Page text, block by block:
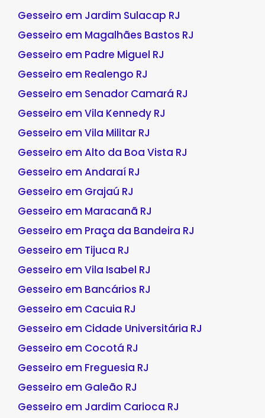
Gesseiro em Jardim Sulacap RJ
Gesseiro em Magalhães Bastos RJ
Gesseiro em Padre Miguel RJ
Gesseiro em Realengo RJ
Gesseiro em Senador Camará RJ
Gesseiro em Vila Kennedy RJ
Gesseiro em Vila Militar RJ
Gesseiro em Alto da Boa Vista RJ
Gesseiro em Andaraí RJ
Gesseiro em Grajaú RJ
Gesseiro em Maracanã RJ
Gesseiro em Praça da Bandeira RJ
Gesseiro em Tijuca RJ
Gesseiro em Vila Isabel RJ
Gesseiro em Bancários RJ
Gesseiro em Cacuia RJ
Gesseiro em Cidade Universitária RJ
Gesseiro em Cocotá RJ
Gesseiro em Freguesia RJ
Gesseiro em Galeão RJ
Gesseiro em Jardim Carioca RJ